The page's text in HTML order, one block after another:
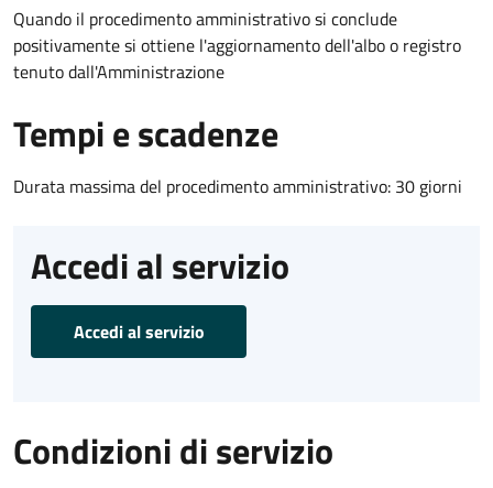
Quando il procedimento amministrativo si conclude
positivamente si ottiene l'aggiornamento dell'albo o registro
tenuto dall'Amministrazione
Tempi e scadenze
Durata massima del procedimento amministrativo: 30 giorni
Accedi al servizio
Accedi al servizio
Condizioni di servizio